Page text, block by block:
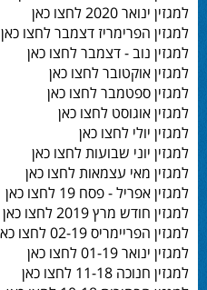
למגזין ינואר 2020 לחצו כאן
למגזין הפרימריז דצמבר לחצו כאן
למגזין נוב - דצמבר לחצו כאן
למגזין אוקטובר לחצו כאן
למגזין ספטמבר לחצו כאן
למגזין אוגוסט לחצו כאן
למגזין יולי לחצו כאן
למגזין יוני שבועות לחצו כאן
למגזין מאי עצמאות לחצו כאן
למגזין אפריל - פסח 19 לחצו כאן
למגזין חודש מרץ 2019 לחצו כאן
למגזין הפריימריס 02-19 לחצו כאן
למגזין ינואר 01-19 לחצו כאן
למגזין חנוכה 11-18 לחצו כאן